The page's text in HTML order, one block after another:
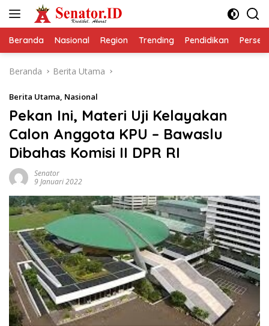
Beranda Nasional Region Trending Pendidikan
Beranda Berita Utama
Berita Utama, Nasional
Pekan Ini, Materi Uji Kelayakan
Calon Anggota KPU – Bawaslu
Dibahas Komisi II DPR RI
Senator
9 Januari 2022